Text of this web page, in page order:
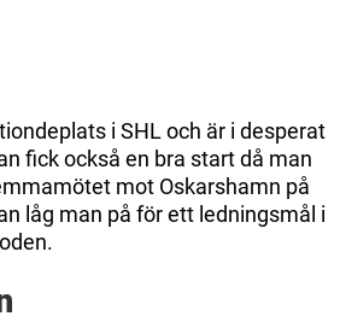
i SHL och är i desperat
fick också en bra start då man
mot Oskarshamn på
låg man på för ett ledningsmål i